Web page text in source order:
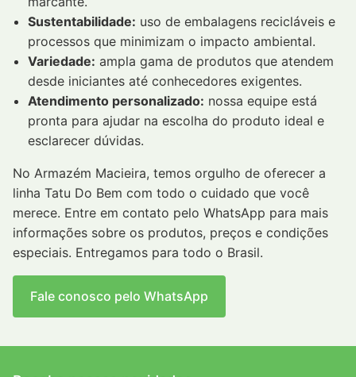
Sustentabilidade: uso de embalagens recicláveis e
processos que minimizam o impacto ambiental.
Variedade: ampla gama de produtos que atendem
desde iniciantes até conhecedores exigentes.
Atendimento personalizado: nossa equipe está
pronta para ajudar na escolha do produto ideal e
esclarecer dúvidas.
No Armazém Macieira, temos orgulho de oferecer a
linha Tatu Do Bem com todo o cuidado que você
merece. Entre em contato pelo WhatsApp para mais
informações sobre os produtos, preços e condições
especiais. Entregamos para todo o Brasil.
Fale conosco pelo WhatsApp